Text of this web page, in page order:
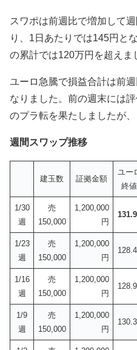
スワポは前週比で増加して
り、1日あたりでは145円と
の累計では120万円を超えま
ユーロ急騰で損益合計は前
なりました。前の週末には
のプラ転を果たしましたが
週間スワップ推移
建玉数 証拠金額
ユー
終値
1/30
週
売
150,000
1,200,000
円
1/23
週
売
150,000
1,200,000
円
1/16
週
売
150,000
1,200,000
円
1/9
週
売
150,000
1,200,000
円